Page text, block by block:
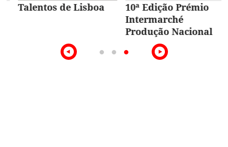
Talentos de Lisboa
10ª Edição Prémio
Intermarché
Produção Nacional